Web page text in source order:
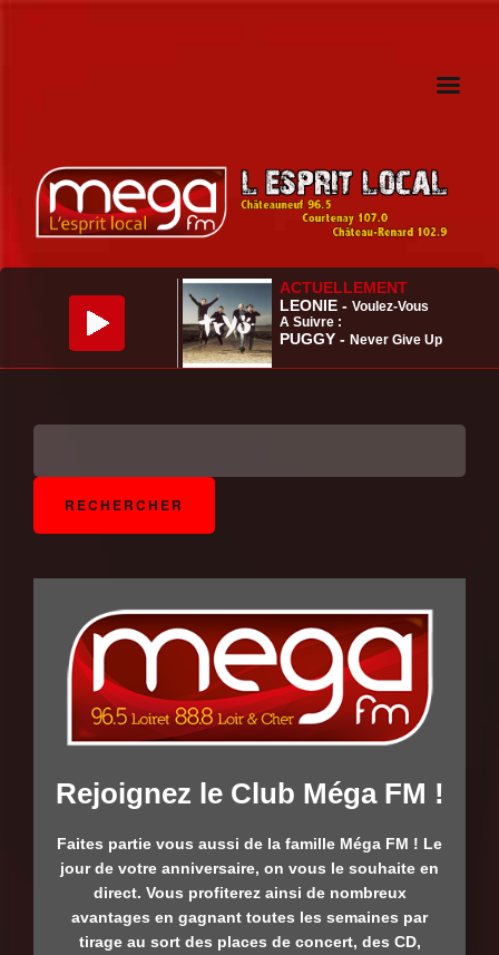
Rejoignez le Club Méga FM !
Faites partie vous aussi de la famille Méga FM ! Le
jour de votre anniversaire, on vous le souhaite en
direct. Vous profiterez ainsi de nombreux
avantages en gagnant toutes les semaines par
tirage au sort des places de concert, des CD,